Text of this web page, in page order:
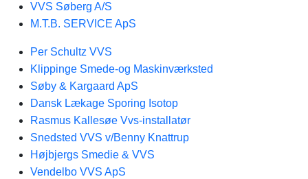
VVS Søberg A/S
M.T.B. SERVICE ApS
Per Schultz VVS
Klippinge Smede-og Maskinværksted
Søby & Kargaard ApS
Dansk Lækage Sporing Isotop
Rasmus Kallesøe Vvs-installatør
Snedsted VVS v/Benny Knattrup
Højbjergs Smedie & VVS
Vendelbo VVS ApS